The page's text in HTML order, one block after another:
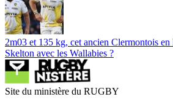
2m03 et 135 kg, cet ancien Clermontois
Skelton avec les Wallabies ?
Site du ministère du RUGBY